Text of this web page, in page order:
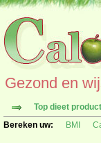
Gezond en
Top dieet
Bereken uw:
BMI